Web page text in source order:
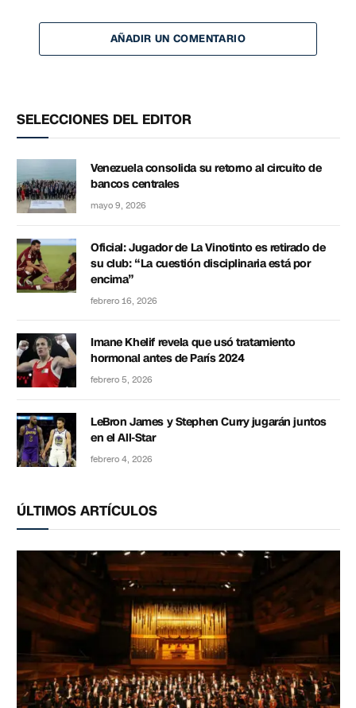
AÑADIR UN COMENTARIO
SELECCIONES DEL EDITOR
Venezuela consolida su retorno al circuito de
bancos centrales
mayo 9, 2026
Oficial: Jugador de La Vinotinto es retirado de
su club: “La cuestión disciplinaria está por
encima”
febrero 16, 2026
Imane Khelif revela que usó tratamiento
hormonal antes de París 2024
febrero 5, 2026
LeBron James y Stephen Curry jugarán juntos
en el All-Star
febrero 4, 2026
ÚLTIMOS ARTÍCULOS